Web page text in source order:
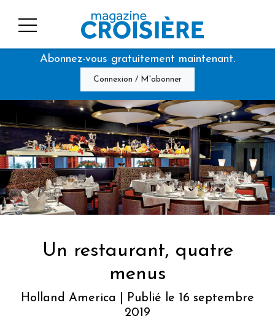
Abonnez-vous gratuitement maintenant.
Connexion / M'abonner
Un restaurant, quatre
menus
Holland America | Publié le 16 septembre
2019